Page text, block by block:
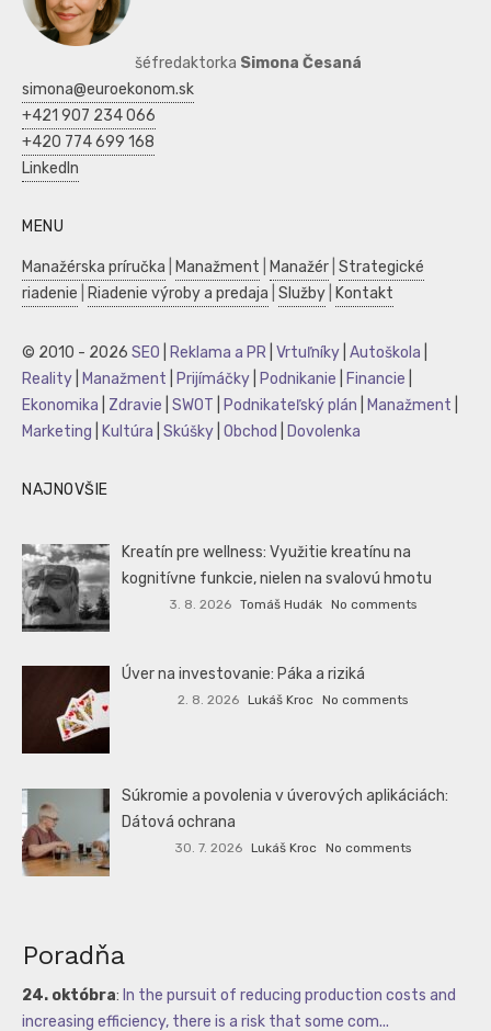
šéfredaktorka Simona Česaná
simona@euroekonom.sk
+421 907 234 066
+420 774 699 168
LinkedIn
MENU
Manažérska príručka Manažment Manažér Strategické
riadenie
Riadenie výroby a predaja Služby Kontakt
© 2010 - 2026 SEO Reklama a PR Vrtuľníky Autoškola
Reality
Manažment Prijímáčky Podnikanie Financie
Ekonomika
Zdravie SWOT Podnikateľský plán Manažment
Marketing
Kultúra Skúšky Obchod Dovolenka
NAJNOVŠIE
Kreatín pre wellness: Využitie kreatínu na
kognitívne funkcie, nielen na svalovú hmotu
3. 8. 2026 Tomáš Hudák No comments
Úver na investovanie: Páka a riziká
2. 8. 2026 Lukáš Kroc No comments
Súkromie a povolenia v úverových aplikáciách:
Dátová ochrana
30. 7. 2026 Lukáš Kroc No comments
Poradňa
24. októbra: In the pursuit of reducing production costs and
increasing efficiency, there is a risk that some com...